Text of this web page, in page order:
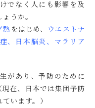
でなく人にも影響を及
うか。
熱 をはじめ、 ウエストナ
、日本脳炎、マラリア
があり、予防のために
在、日本では集団予防
います。）